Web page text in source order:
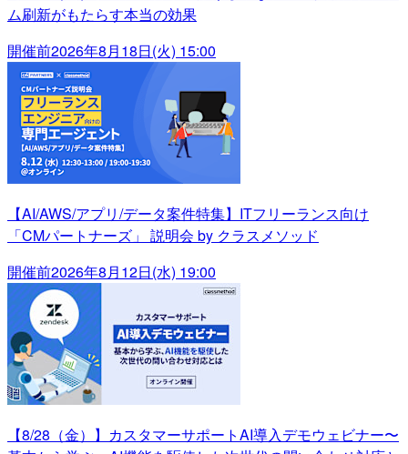
ム刷新がもたらす本当の効果
開催前2026年8月18日(火) 15:00
【AI/AWS/アプリ/データ案件特集】ITフリーランス向け
「CMパートナーズ」 説明会 by クラスメソッド
開催前2026年8月12日(水) 19:00
【8/28（金）】カスタマーサポートAI導入デモウェビナー〜